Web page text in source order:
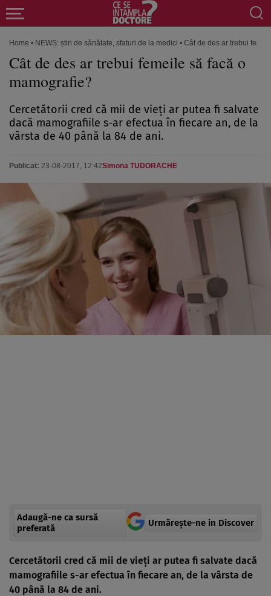
Home • NEWS: știri de sănătate, sfaturi de la medici • Cât de des ar trebui
Cât de des ar trebui femeile să facă o
mamografie?
Cercetătorii cred că mii de vieţi ar putea fi salvate
dacă mamografiile s-ar efectua în fiecare an, de la
vârsta de 40 până la 84 de ani.
Publicat: 23-08-2017, 12:42Simona TUDORACHE
Adaugă-ne ca sursă
preferată
Urmărește-ne in Discover
Cercetătorii cred că mii de vieţi ar putea fi salvate dacă
mamografiile s-ar efectua în fiecare an, de la vârsta de
40 până la 84 de ani.